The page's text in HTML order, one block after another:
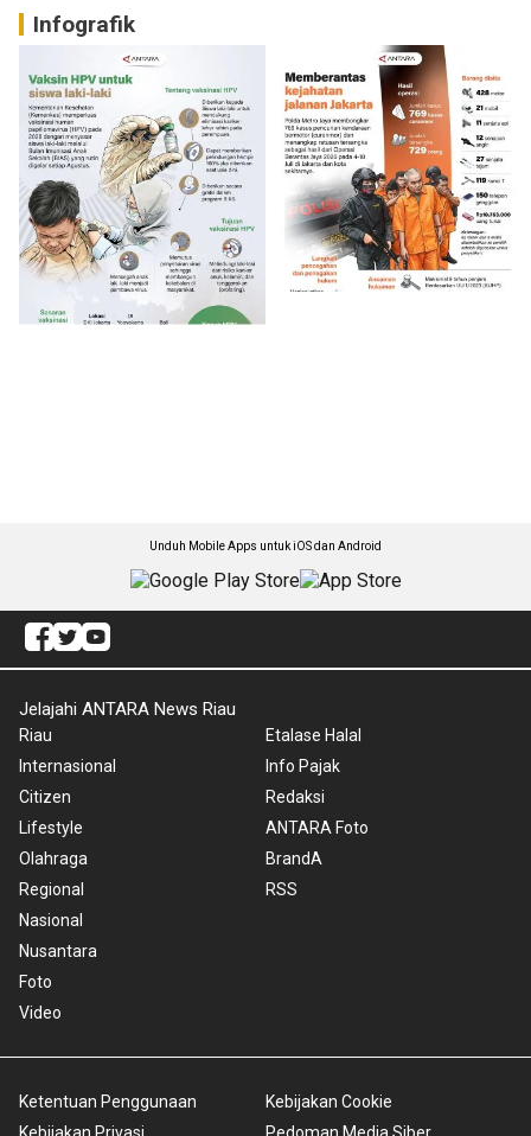
Infografik
Unduh Mobile Apps untuk iOS dan Android
Jelajahi ANTARA News Riau
Riau
Internasional
Citizen
Lifestyle
Olahraga
Regional
Nasional
Nusantara
Foto
Video
Etalase Halal
Info Pajak
Redaksi
ANTARA Foto
BrandA
RSS
Ketentuan Penggunaan
Kebijakan Privasi
Kebijakan Cookie
Pedoman Media Siber